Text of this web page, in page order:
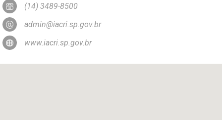
(14) 3489-8500
admin@iacri.sp.gov.br
www.iacri.sp.gov.br